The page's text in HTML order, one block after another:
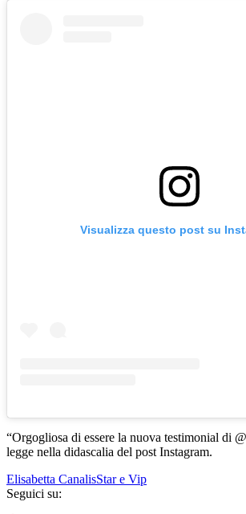
Visualizza questo post su
“Orgogliosa di essere la nuova testimonial di
legge nella didascalia del post Instagram.
Elisabetta CanalisStar e Vip
Seguici su: